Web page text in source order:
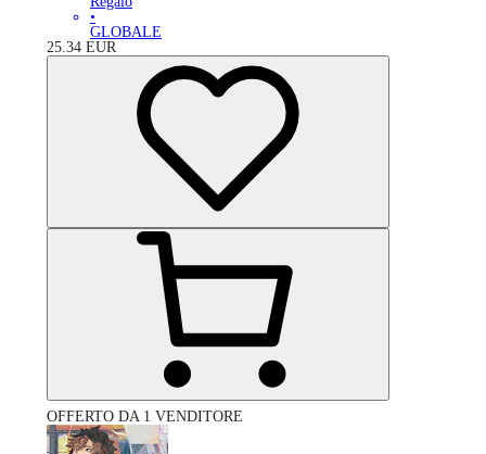
•
GLOBALE
25.34 EUR
OFFERTO DA 1 VENDITORE